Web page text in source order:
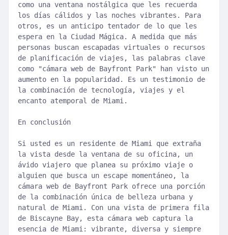
como una ventana nostálgica que les recuerda
los días cálidos y las noches vibrantes. Para
otros, es un anticipo tentador de lo que les
espera en la Ciudad Mágica. A medida que más
personas buscan escapadas virtuales o recursos
de planificación de viajes, las palabras clave
como "cámara web de Bayfront Park" han visto un
aumento en la popularidad. Es un testimonio de
la combinación de tecnología, viajes y el
encanto atemporal de Miami.
En conclusión
Si usted es un residente de Miami que extraña
la vista desde la ventana de su oficina, un
ávido viajero que planea su próximo viaje o
alguien que busca un escape momentáneo, la
cámara web de Bayfront Park ofrece una porción
de la combinación única de belleza urbana y
natural de Miami. Con una vista de primera fila
de Biscayne Bay, esta cámara web captura la
esencia de Miami: vibrante, diversa y siempre